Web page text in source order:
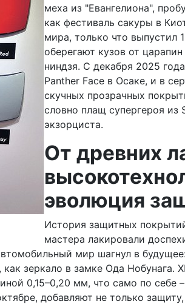
меха из "Евангелиона",
как фестиваль сакуры в
мира, только что выпустил
оберегают кузов от
ниндзя. С декабря 2025
Panther Face в Осаке, и в
скучных прозрачных
словно плащ супергероя из
экзорциста.
От древних
эволюция
История защитных
мастера лакировали
мир шагнул в
зеркало в замке Ода Нобунага.
0,15–0,20 мм, что само по себе
добавляют не только